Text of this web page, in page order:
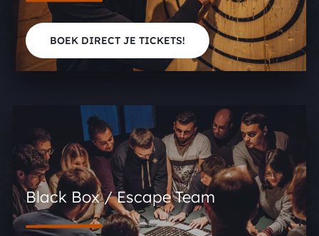
BOEK DIRECT JE TICKETS!
Black Box / Escape Team